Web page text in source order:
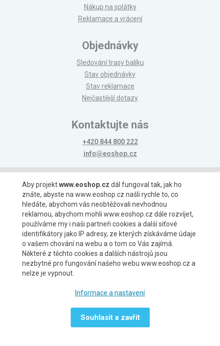
Nákup na splátky
Reklamace a vrácení
Objednávky
Sledování trasy balíku
Stav objednávky
Stav reklamace
Nejčastější dotazy
Kontaktujte nás
+420 844 800 222
info@eoshop.cz
Možnosti platby
Možnosti dopravy
Aby projektwww.eoshop.cz dál fungoval tak, jak ho
znáte, abyste na www.eoshop.cz našli rychle to, co
hledáte, abychom vás neobtěžovali nevhodnou
reklamou, abychom mohli www.eoshop.cz dále rozvíjet,
používáme my i naši partneři cookies a další síťové
identifikátory jako IP adresy, ze kterých získáváme údaje
o vašem chování na webu a o tom co Vás zajímá.
Některé z těchto cookies a dalších nástrojů jsou
nezbytné pro fungování našeho webu www.eoshop.cz a
nelze je vypnout.
Informace a nastavení
Souhlasit a zavřít